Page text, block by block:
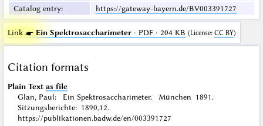
Catalog entry: https://gateway-bayern.de/BV003391727
Link ☛ Ein Spektrosaccharimeter· PDF · 204 KB (License: CC BY)
Citation formats
Plain Text as file
Glan, Paul: Ein Spektrosaccharimeter. München 1891.
Sitzungsberichte: 1890,12.
https://publikationen.badw.de/en/003391727